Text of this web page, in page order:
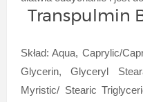
Transpulmin
Skład: Aqua, Caprylic/
Glycerin, Glyceryl
Myristic/ Stearic